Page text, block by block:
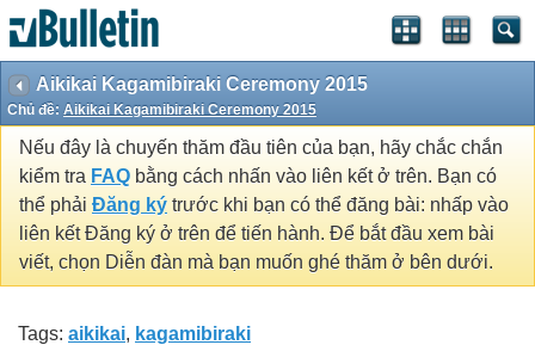
Aikikai Kagamibiraki Ceremony 2015
Chủ đề: Aikikai Kagamibiraki Ceremony 2015
Nếu đây là chuyến thăm đầu tiên của bạn, hãy chắc chắn
kiểm tra FAQ bằng cách nhấn vào liên kết ở trên. Bạn có
thể phải Đăng ký trước khi bạn có thể đăng bài: nhấp vào
liên kết Đăng ký ở trên để tiến hành. Để bắt đầu xem bài
viết, chọn Diễn đàn mà bạn muốn ghé thăm ở bên dưới.
Tags: aikikai, kagamibiraki